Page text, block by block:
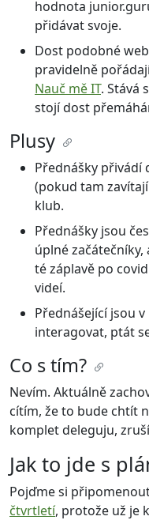
hodnota
přidávat svoje.
Dost podobné
pravidelně
Nauč mě IT. Stává
stojí dost
Plusy
Přednášky přivádí
(pokud tam
klub.
Přednášky jsou
úplné začátečníky,
té záplavě po
videí.
Přednášející jsou
interagovat, ptát
Co s tím?
Nevím. Aktuálně
cítím, že to bude chtít
komplet deleguju,
Jak to jde s
Pojďme si
čtvrtletí, protože už je